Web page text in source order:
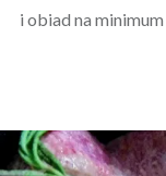
i obiad na